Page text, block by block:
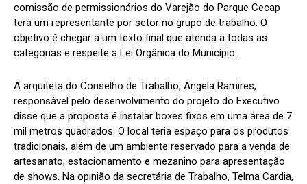
comissão de permissionários do Varejão do Parque Cecap
terá um representante por setor no grupo de trabalho. O
objetivo é chegar a um texto final que atenda a todas as
categorias e respeite a Lei Orgânica do Município.
A arquiteta do Conselho de Trabalho, Angela Ramires,
responsável pelo desenvolvimento do projeto do Executivo
disse que a proposta é instalar boxes fixos em uma área de 7
mil metros quadrados. O local teria espaço para os produtos
tradicionais, além de um ambiente reservado para a venda de
artesanato, estacionamento e mezanino para apresentação
de shows. Na opinião da secretária de Trabalho, Telma Cardia,